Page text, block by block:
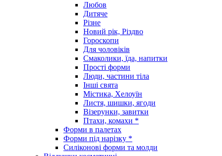
Любов
Дитяче
Різне
Новий рік, Різдво
Гороскопи
Для чоловіків
Смаколики, їда, напитки
Прості форми
Люди, частини тіла
Інші свята
Містика, Хелоуїн
Листя, шишки, ягоди
Візерунки, завитки
Птахи, комахи *
Форми в палетах
Форми під нарізку *
Силіконові форми та молди